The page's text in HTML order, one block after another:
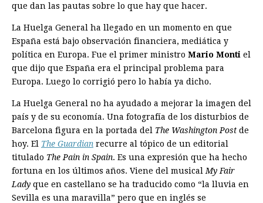
que dan las pautas sobre lo que hay que hacer.
La Huelga General ha llegado en un momento en que
España está bajo observación financiera, mediática y
política en Europa. Fue el primer ministro Mario Monti el
que dijo que España era el principal problema para
Europa. Luego lo corrigió pero lo había ya dicho.
La Huelga General no ha ayudado a mejorar la imagen del
país y de su economía. Una fotografía de los disturbios de
Barcelona figura en la portada del The Washington Post de
hoy. El The Guardian recurre al tópico de un editorial
titulado The Pain in Spain. Es una expresión que ha hecho
fortuna en los últimos años. Viene del musical My Fair
Lady que en castellano se ha traducido como “la lluvia en
Sevilla es una maravilla” pero que en inglés se